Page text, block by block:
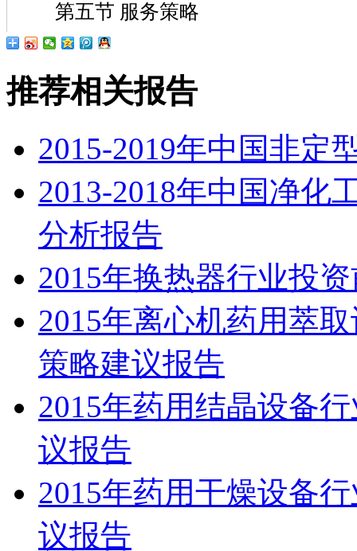
第五节 服务策略
推荐相关报告
2015-2019年中国非定
2013-2018年中国净化
分析报告
2015年换热器行业投
2015年离心机药用萃
策略建议报告
2015年药用结晶设备
议报告
2015年药用干燥设备
议报告